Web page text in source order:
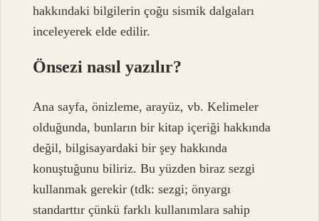
hakkındaki bilgilerin çoğu sismik dalgaları
inceleyerek elde edilir.
Önsezi nasıl yazılır?
Ana sayfa, önizleme, arayüz, vb. Kelimeler
olduğunda, bunların bir kitap içeriği hakkında
değil, bilgisayardaki bir şey hakkında
konuştuğunu biliriz. Bu yüzden biraz sezgi
kullanmak gerekir (tdk: sezgi; önyargı
standarttır çünkü farklı kullanımlara sahip